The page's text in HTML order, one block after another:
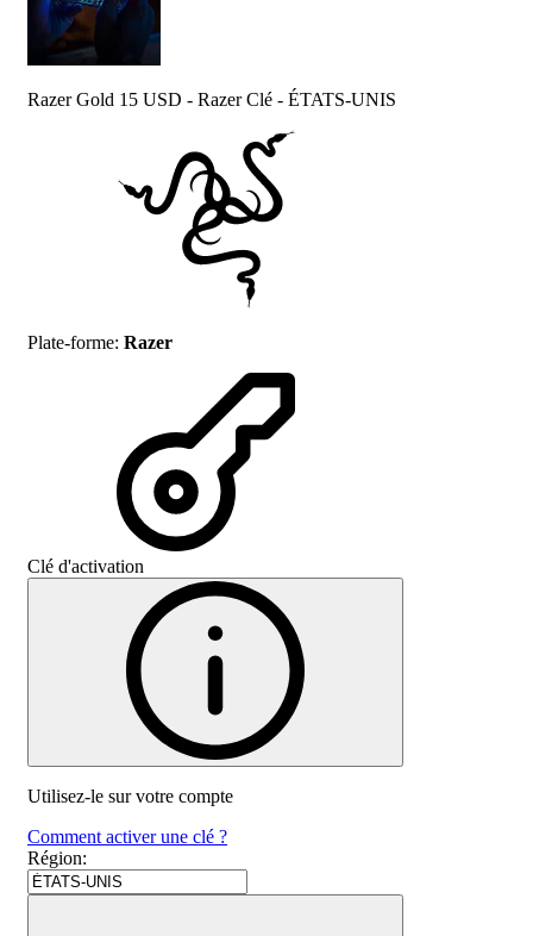
Razer Gold 15 USD - Razer Clé - ÉTATS-UNIS
Plate-forme: Razer
Clé d'activation
Utilisez-le sur votre compte
Comment activer une clé ?
Région: